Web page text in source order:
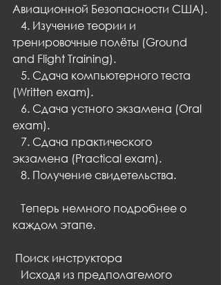
Авиационной Безопасности США).
тренировочные полёты (Ground
and Flight Training).
(Written exam).
exam).
экзамена (Practical exam).
   8. Получение свидетельства.
каждом этапе.
Поиск инструктора